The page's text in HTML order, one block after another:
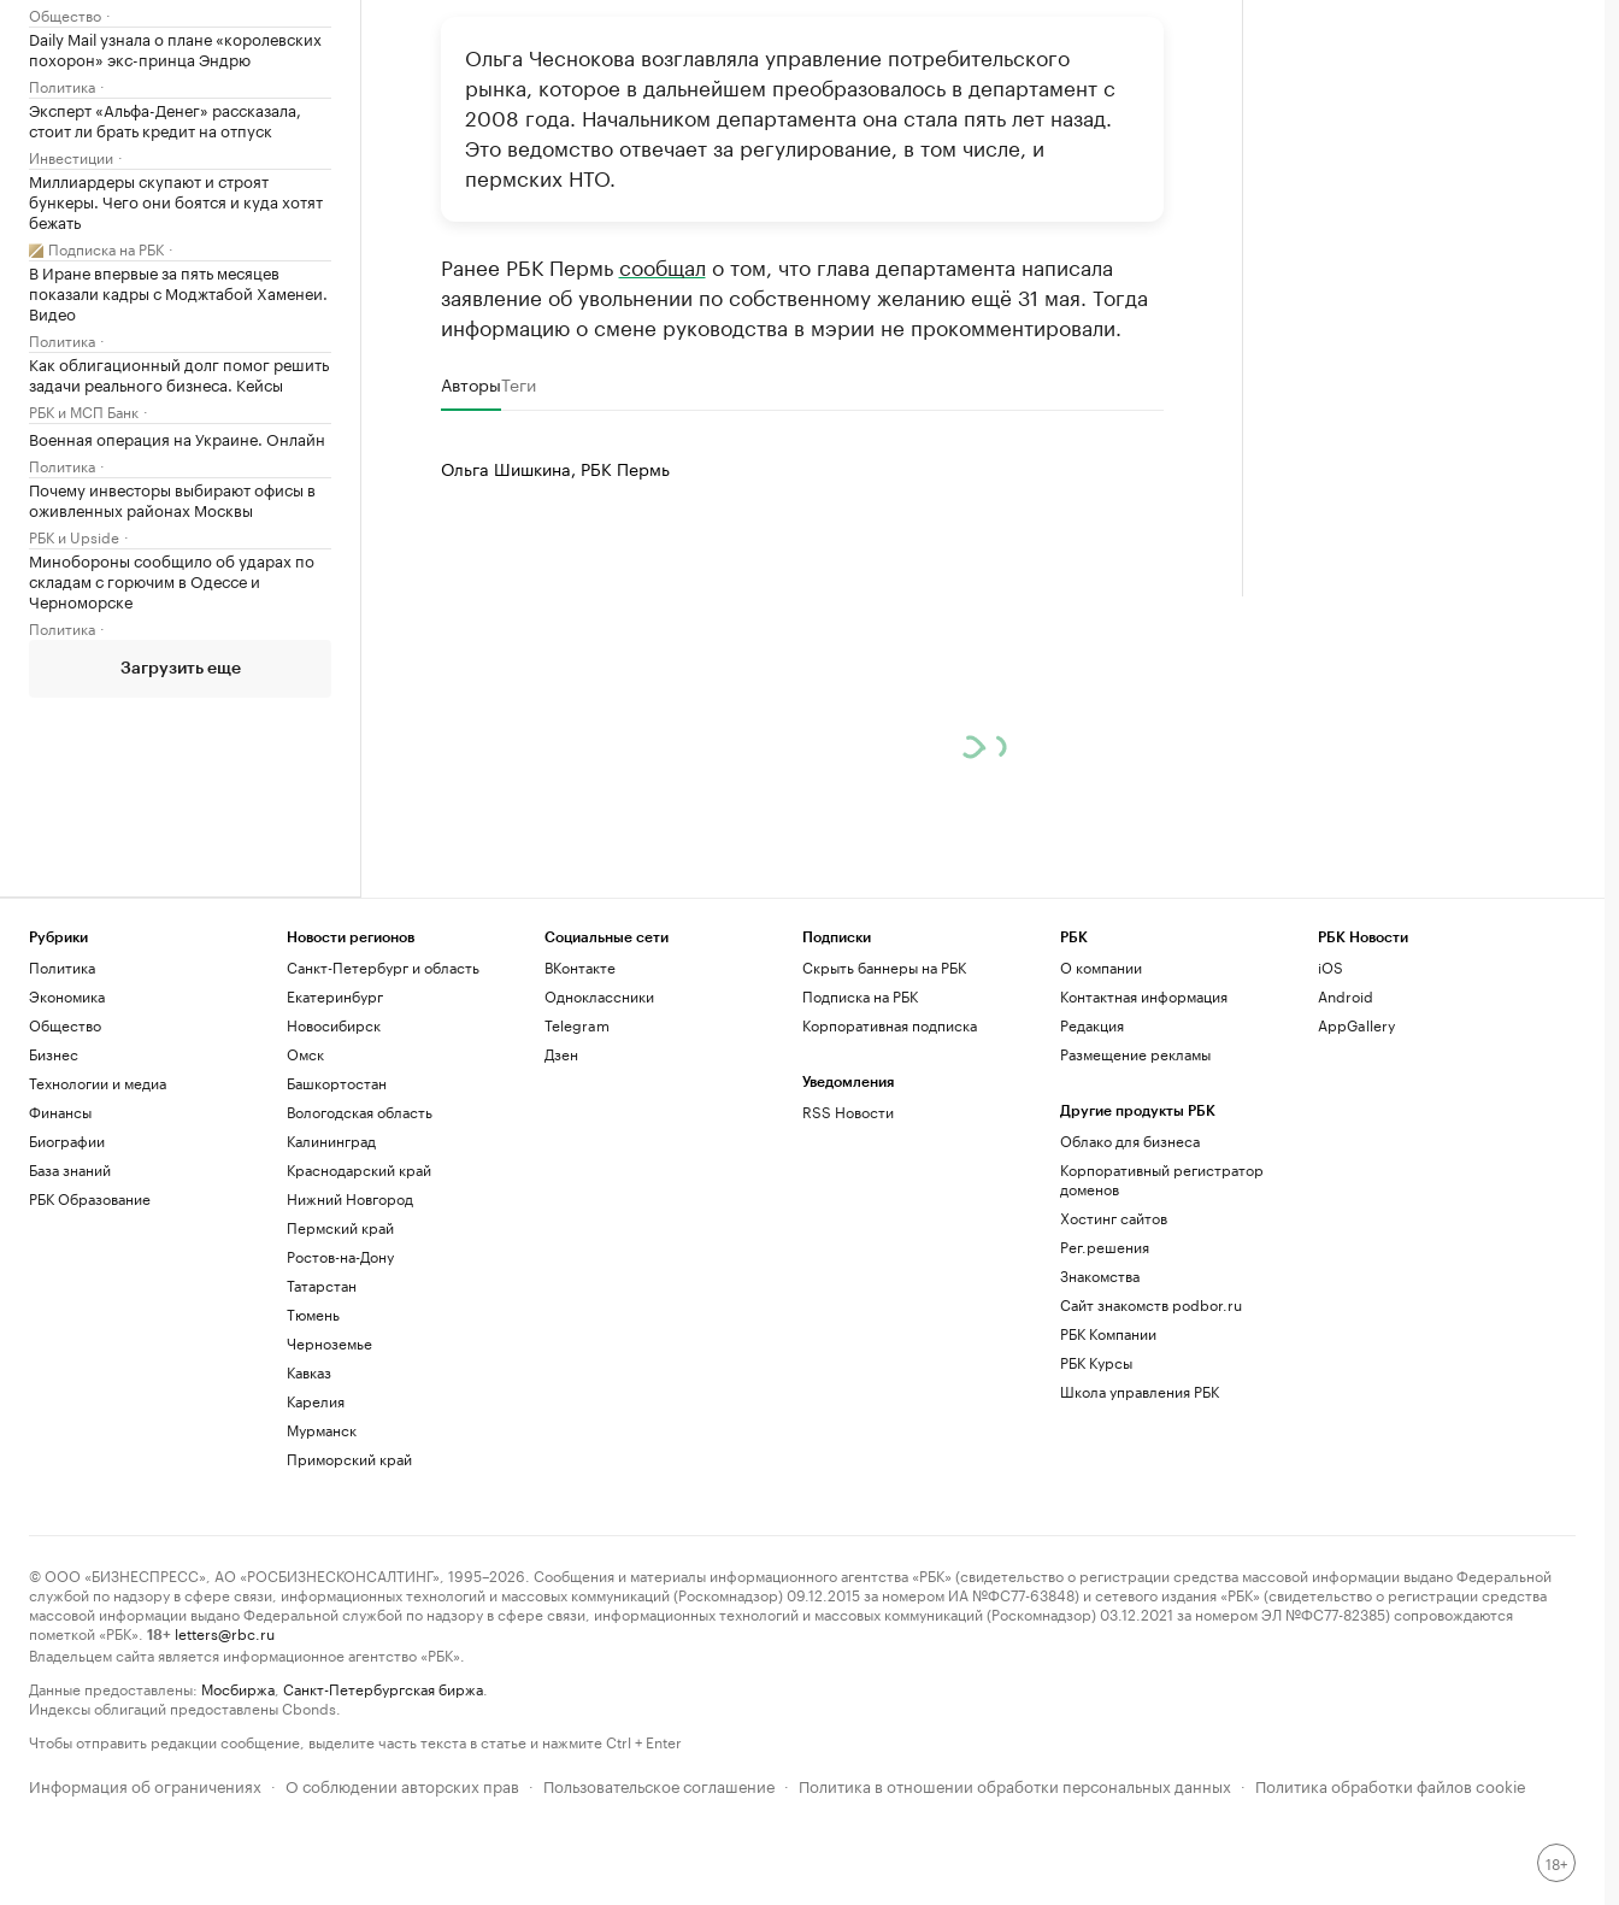
Общество
Daily Mail узнала о плане «королевских
похорон» экс-принца Эндрю
Политика
Эксперт «Альфа-Денег» рассказала,
стоит ли брать кредит на отпуск
Инвестиции
Миллиардеры скупают и строят
бункеры. Чего они боятся и куда хотят
бежать
Подписка на РБК
В Иране впервые за пять месяцев
показали кадры с Моджтабой Хаменеи.
Видео
Политика
Как облигационный долг помог решить
задачи реального бизнеса. Кейсы
РБК и МСП Банк
Военная операция на Украине. Онлайн
Политика
Почему инвесторы выбирают офисы в
оживленных районах Москвы
РБК и Upside
Минобороны сообщило об ударах по
складам с горючим в Одессе и
Черноморске
Политика
Загрузить еще
Ольга Чеснокова возглавляла управление потребительского
рынка, которое в дальнейшем преобразовалось в департамент с
2008 года. Начальником департамента она стала пять лет назад.
Это ведомство отвечает за регулирование, в том числе, и
пермских НТО.
Ранее РБК Пермьсообщал о том, что глава департамента написала
заявление об увольнении по собственному желанию ещё 31 мая. Тогда
информацию о смене руководства в мэрии не прокомментировали.
АвторыТеги
Ольга Шишкина, РБК Пермь
Рубрики
Политика
Экономика
Общество
Бизнес
Технологии и медиа
Финансы
Биографии
База знаний
РБК Образование
Новости регионов
Санкт-Петербург и область
Екатеринбург
Новосибирск
Омск
Башкортостан
Вологодская область
Калининград
Краснодарский край
Нижний Новгород
Пермский край
Ростов-на-Дону
Татарстан
Тюмень
Черноземье
Кавказ
Карелия
Мурманск
Приморский край
Социальные сети
ВКонтакте
Одноклассники
Telegram
Дзен
Подписки
Скрыть баннеры на РБК
Подписка на РБК
Корпоративная подписка
Уведомления
RSS Новости
РБК
О компании
Контактная информация
Редакция
Размещение рекламы
Другие продукты РБК
Облако для бизнеса
Корпоративный регистратор
доменов
Хостинг сайтов
Рег.решения
Знакомства
Сайт знакомств podbor.ru
РБК Компании
РБК Курсы
Школа управления РБК
РБК Новости
iOS
Android
AppGallery
© ООО «БИЗНЕСПРЕСС», АО «РОСБИЗНЕСКОНСАЛТИНГ», 1995–2026. Сообщения и материалы информационного агентства «РБК» (свидетельство о регистрации средства массовой информации выдано Федеральной
службой по надзору в сфере связи, информационных технологий и массовых коммуникаций (Роскомнадзор) 09.12.2015 за номером ИА №ФС77-63848) и сетевого издания «РБК» (свидетельство о регистрации средства
массовой информации выдано Федеральной службой по надзору в сфере связи, информационных технологий и массовых коммуникаций (Роскомнадзор) 03.12.2021 за номером ЭЛ №ФС77-82385) сопровождаются
пометкой «РБК».
18+ letters@rbc.ru
Владельцем сайта является информационное агентство «РБК».
Данные предоставлены: Мосбиржа Санкт-Петербургская биржа
Индексы облигаций предоставлены Cbonds.
Чтобы отправить редакции сообщение, выделите часть текста в статье и нажмите Ctrl + Enter
Информация об ограничениях · О соблюдении авторских прав · Пользовательское соглашение · Политика в отношении обработки персональных данных · Политика обработки файлов cookie
18+